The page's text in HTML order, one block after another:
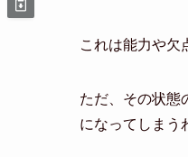
これは能力や欠
ただ、その状態
になってしまう